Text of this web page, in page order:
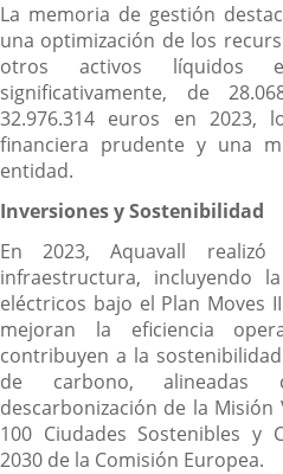
La memoria de gestión
una optimización de los
otros activos líquidos
significativamente, de
32.976.314 euros en 2023,
financiera prudente y una
entidad.
Inversiones y Sostenibilidad
En 2023, Aquavall realizó
infraestructura, incluyendo
eléctricos bajo el Plan Moves
mejoran la eficiencia
contribuyen a la
de carbono,
descarbonización de la
100 Ciudades Sostenibles y
2030 de la Comisión Europea.